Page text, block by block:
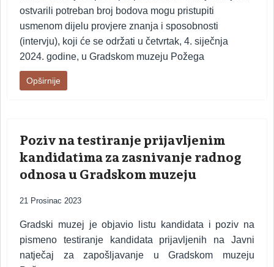
ostvarili potreban broj bodova mogu pristupiti
usmenom dijelu provjere znanja i sposobnosti
(intervju), koji će se održati u četvrtak, 4. siječnja
2024. godine, u Gradskom muzeju Požega
Opširnije
Poziv na testiranje prijavljenim
kandidatima za zasnivanje radnog
odnosa u Gradskom muzeju
21 Prosinac 2023
Gradski muzej je objavio listu kandidata i poziv na
pismeno testiranje kandidata prijavljenih na Javni
natječaj za zapošljavanje u Gradskom muzeju